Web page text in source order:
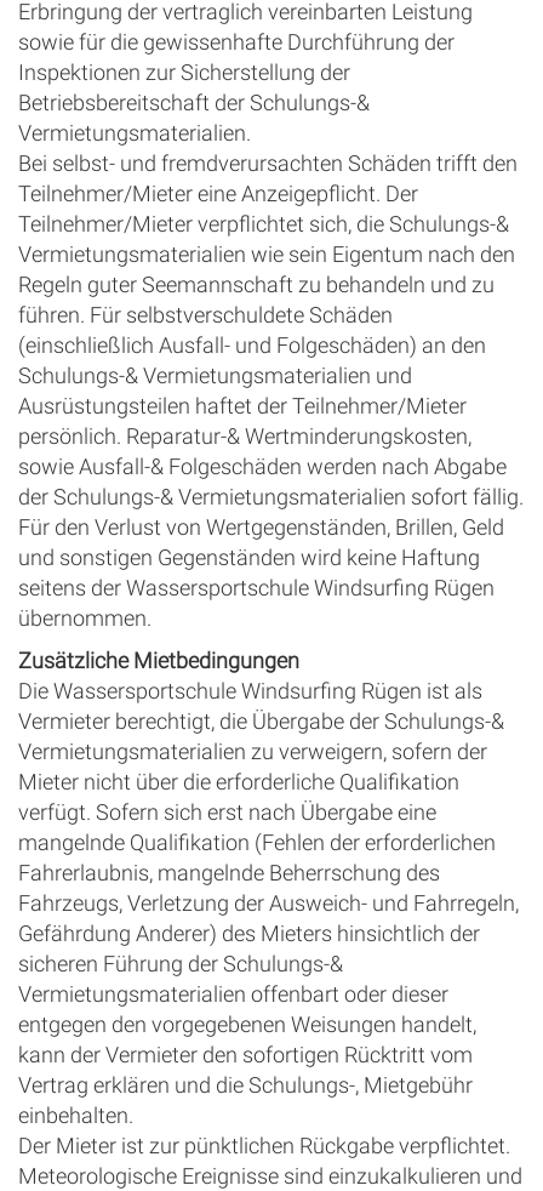
Erbringung der vertraglich vereinbarten Leistung
sowie für die gewissenhafte Durchführung der
Inspektionen zur Sicherstellung der
Betriebsbereitschaft der Schulungs-&
Vermietungsmaterialien.
Bei selbst- und fremdverursachten Schäden trifft den
Teilnehmer/Mieter eine Anzeigepflicht. Der
Teilnehmer/Mieter verpflichtet sich, die Schulungs-&
Vermietungsmaterialien wie sein Eigentum nach den
Regeln guter Seemannschaft zu behandeln und zu
führen. Für selbstverschuldete Schäden
(einschließlich Ausfall- und Folgeschäden) an den
Schulungs-& Vermietungsmaterialien und
Ausrüstungsteilen haftet der Teilnehmer/Mieter
persönlich. Reparatur-& Wertminderungskosten,
sowie Ausfall-& Folgeschäden werden nach Abgabe
der Schulungs-& Vermietungsmaterialien sofort fällig.
Für den Verlust von Wertgegenständen, Brillen, Geld
und sonstigen Gegenständen wird keine Haftung
seitens der Wassersportschule Windsurfing Rügen
übernommen.
Zusätzliche Mietbedingungen
Die Wassersportschule Windsurfing Rügen ist als
Vermieter berechtigt, die Übergabe der Schulungs-&
Vermietungsmaterialien zu verweigern, sofern der
Mieter nicht über die erforderliche Qualifikation
verfügt. Sofern sich erst nach Übergabe eine
mangelnde Qualifikation (Fehlen der erforderlichen
Fahrerlaubnis, mangelnde Beherrschung des
Fahrzeugs, Verletzung der Ausweich- und Fahrregeln,
Gefährdung Anderer) des Mieters hinsichtlich der
sicheren Führung der Schulungs-&
Vermietungsmaterialien offenbart oder dieser
entgegen den vorgegebenen Weisungen handelt,
kann der Vermieter den sofortigen Rücktritt vom
Vertrag erklären und die Schulungs-, Mietgebühr
einbehalten.
Der Mieter ist zur pünktlichen Rückgabe verpflichtet.
Meteorologische Ereignisse sind einzukalkulieren und